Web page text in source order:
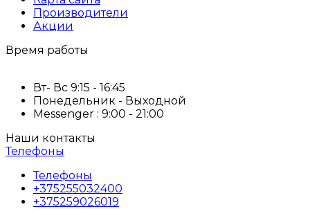
Производители
Акции
Время работы
Вт- Вс 9:15 - 16:45
Понедельник - Выходной
Messenger : 9:00 - 21:00
Наши контакты
Телефоны
Телефоны
+375255032400
+375259026019